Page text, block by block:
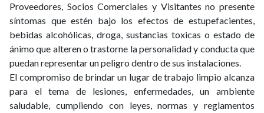
Proveedores, Socios Comerciales y Visitantes no presente
síntomas que estén bajo los efectos de estupefacientes,
bebidas alcohólicas, droga, sustancias toxicas o estado de
ánimo que alteren o trastorne la personalidad y conducta que
puedan representar un peligro dentro de sus instalaciones.
El compromiso de brindar un lugar de trabajo limpio alcanza
para el tema de lesiones, enfermedades, un ambiente
saludable, cumpliendo con leyes, normas y reglamentos